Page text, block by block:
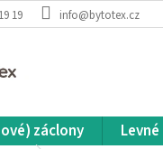
19 info@bytotex.cz
záclony